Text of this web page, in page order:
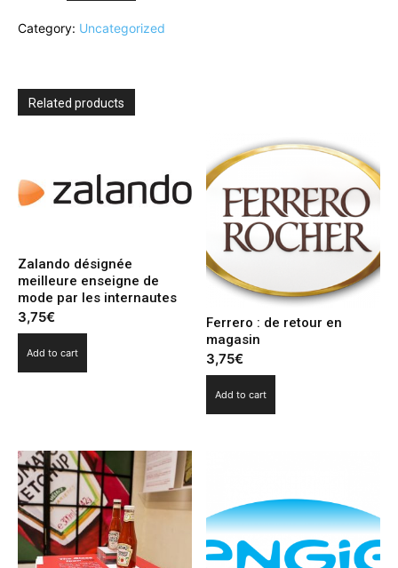
Léa
avec
Little
Category: Uncategorized
Related products
Zalando désignée
meilleure enseigne de
mode par les internautes
3,75€
Add to cart
Ferrero : de retour en
magasin
3,75€
Add to cart